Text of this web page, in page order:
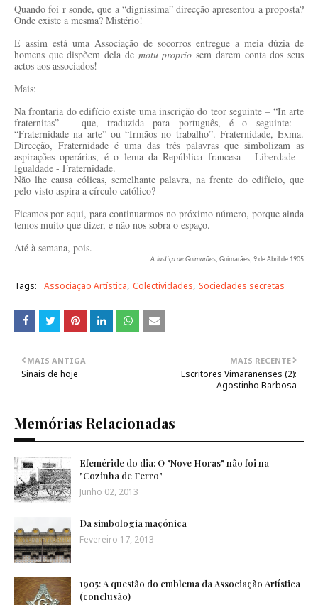
Quando foi r sonde, que a “digníssima” direcção apresentou a proposta?
Onde existe a mesma? Mistério!
E assim está uma Associação de socorros entregue a meia dúzia de
homens que dispõem dela de motu proprio sem darem conta dos seus
actos aos associados!
Mais:
Na frontaria do edifício existe uma inscrição do teor seguinte – “In arte
fraternitas” – que, traduzida para português, é o seguinte: -
“Fraternidade na arte” ou “Irmãos no trabalho”. Fraternidade, Exma.
Direcção, Fraternidade é uma das três palavras que simbolizam as
aspirações operárias, é o lema da República francesa - Liberdade -
Igualdade - Fraternidade.
Não lhe causa cólicas, semelhante palavra, na frente do edifício, que
pelo visto aspira a círculo católico?
Ficamos por aqui, para continuarmos no próximo número, porque ainda
temos muito que dizer, e não nos sobra o espaço.
Até à semana, pois.
A Justiça de Guimarães, Guimarães, 9 de Abril de 1905
Tags: Associação Artística Colectividades Sociedades secretas
MAIS RECENTE
Escritores Vimaranenses (2):
Agostinho Barbosa
MAIS ANTIGA
Sinais de hoje
Memórias Relacionadas
Efeméride do dia: O "Nove Horas" não foi na
"Cozinha de Ferro"
Junho 02, 2013
Da simbologia maçónica
Fevereiro 17, 2013
1905: A questão do emblema da Associação Artística
(conclusão)